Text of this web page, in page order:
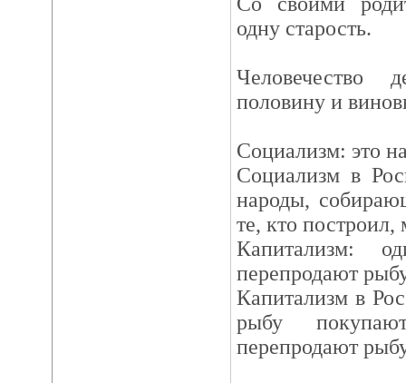
одну старость.
Человечество
половину и
Социализм: это
Социализм в
народы,
те, кто построил,
Капитализм:
перепродают
Капитализм в
рыбу
перепродают